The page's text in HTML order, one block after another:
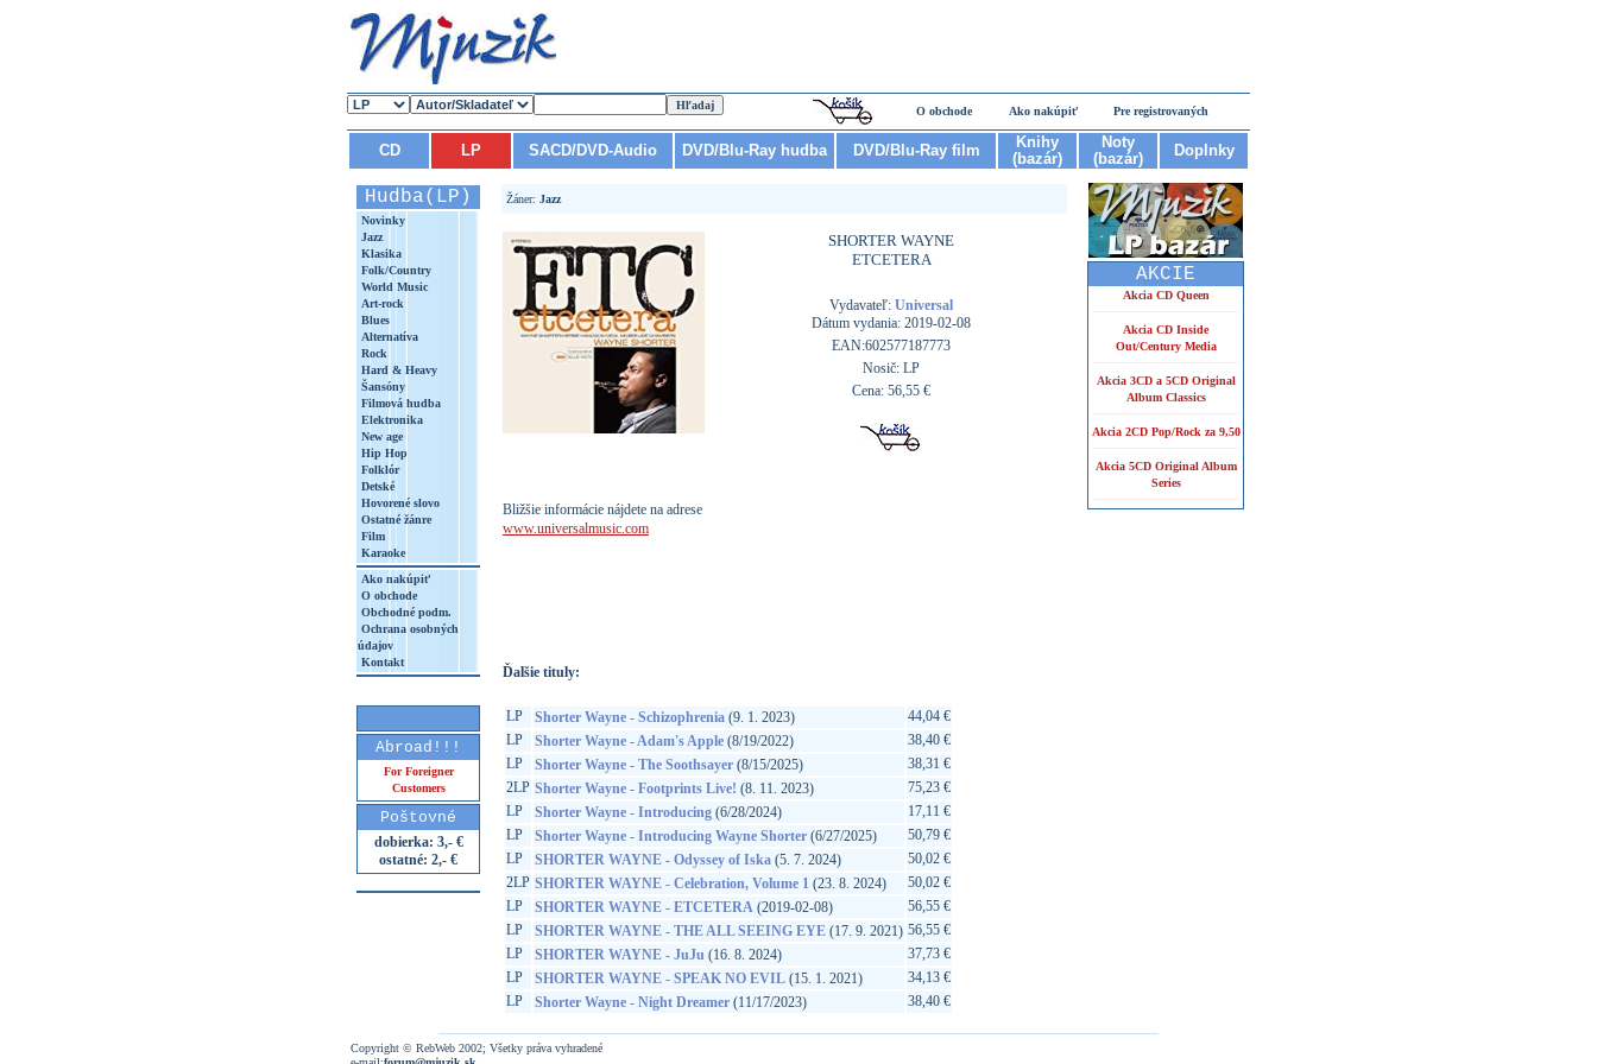
O obchode Ako nakúpiť Pre registrovaných
CD LP SACD/DVD-Audio DVD/Blu-Ray hudba DVD/Blu-Ray film
Knihy
(bazár)
Noty
(bazár)
Doplnky
Hudba(LP)
Novinky
Jazz
Klasika
Folk/Country
World Music
Art-rock
Blues
Alternatíva
Rock
Hard & Heavy
Šansóny
Filmová hudba
Elektronika
New age
Hip Hop
Folklór
Detské
Hovorené slovo
Ostatné žánre
Film
Karaoke
Ako nakúpiť
O obchode
Obchodné podm.
Ochrana osobných
údajov
Kontakt
Abroad!!!
For Foreigner
Customers
Poštovné
dobierka: 3,- €
ostatné: 2,- €
Žáner: Jazz
SHORTER WAYNE
ETCETERA
Vydavateľ: Universal
Dátum vydania: 2019-02-08
EAN:602577187773
Nosič: LP
Cena: 56,55 €
Bližšie informácie nájdete na adrese
www.universalmusic.com
Ďalšie tituly:
LP Shorter Wayne - Schizophrenia (9. 1. 2023)
44,04 €
LP
Shorter Wayne - Adam's Apple (8/19/2022)
38,40 €
LP
Shorter Wayne - The Soothsayer (8/15/2025)
38,31 €
2LP Shorter Wayne - Footprints Live! (8. 11. 2023)
75,23 €
LP
Shorter Wayne - Introducing (6/28/2024)
17,11 €
LP
Shorter Wayne - Introducing Wayne Shorter (6/27/2025)
50,79 €
LP
SHORTER WAYNE - Odyssey of Iska (5. 7. 2024)
50,02 €
2LP SHORTER WAYNE - Celebration, Volume 1 (23. 8. 2024)
50,02 €
LP
SHORTER WAYNE - ETCETERA (2019-02-08)
56,55 €
LP
SHORTER WAYNE - THE ALL SEEING EYE (17. 9. 2021) 56,55 €
LP
SHORTER WAYNE - JuJu (16. 8. 2024)
37,73 €
LP
SHORTER WAYNE - SPEAK NO EVIL (15. 1. 2021)
34,13 €
LP
Shorter Wayne - Night Dreamer (11/17/2023) 38,40 €
AKCIE
Akcia CD Queen
Akcia CD Inside
Out/Century Media
Akcia 3CD a 5CD Original
Album Classics
Akcia 2CD Pop/Rock za 9,50
Akcia 5CD Original Album
Series
Copyright © RebWeb 2002; Všetky práva vyhradené